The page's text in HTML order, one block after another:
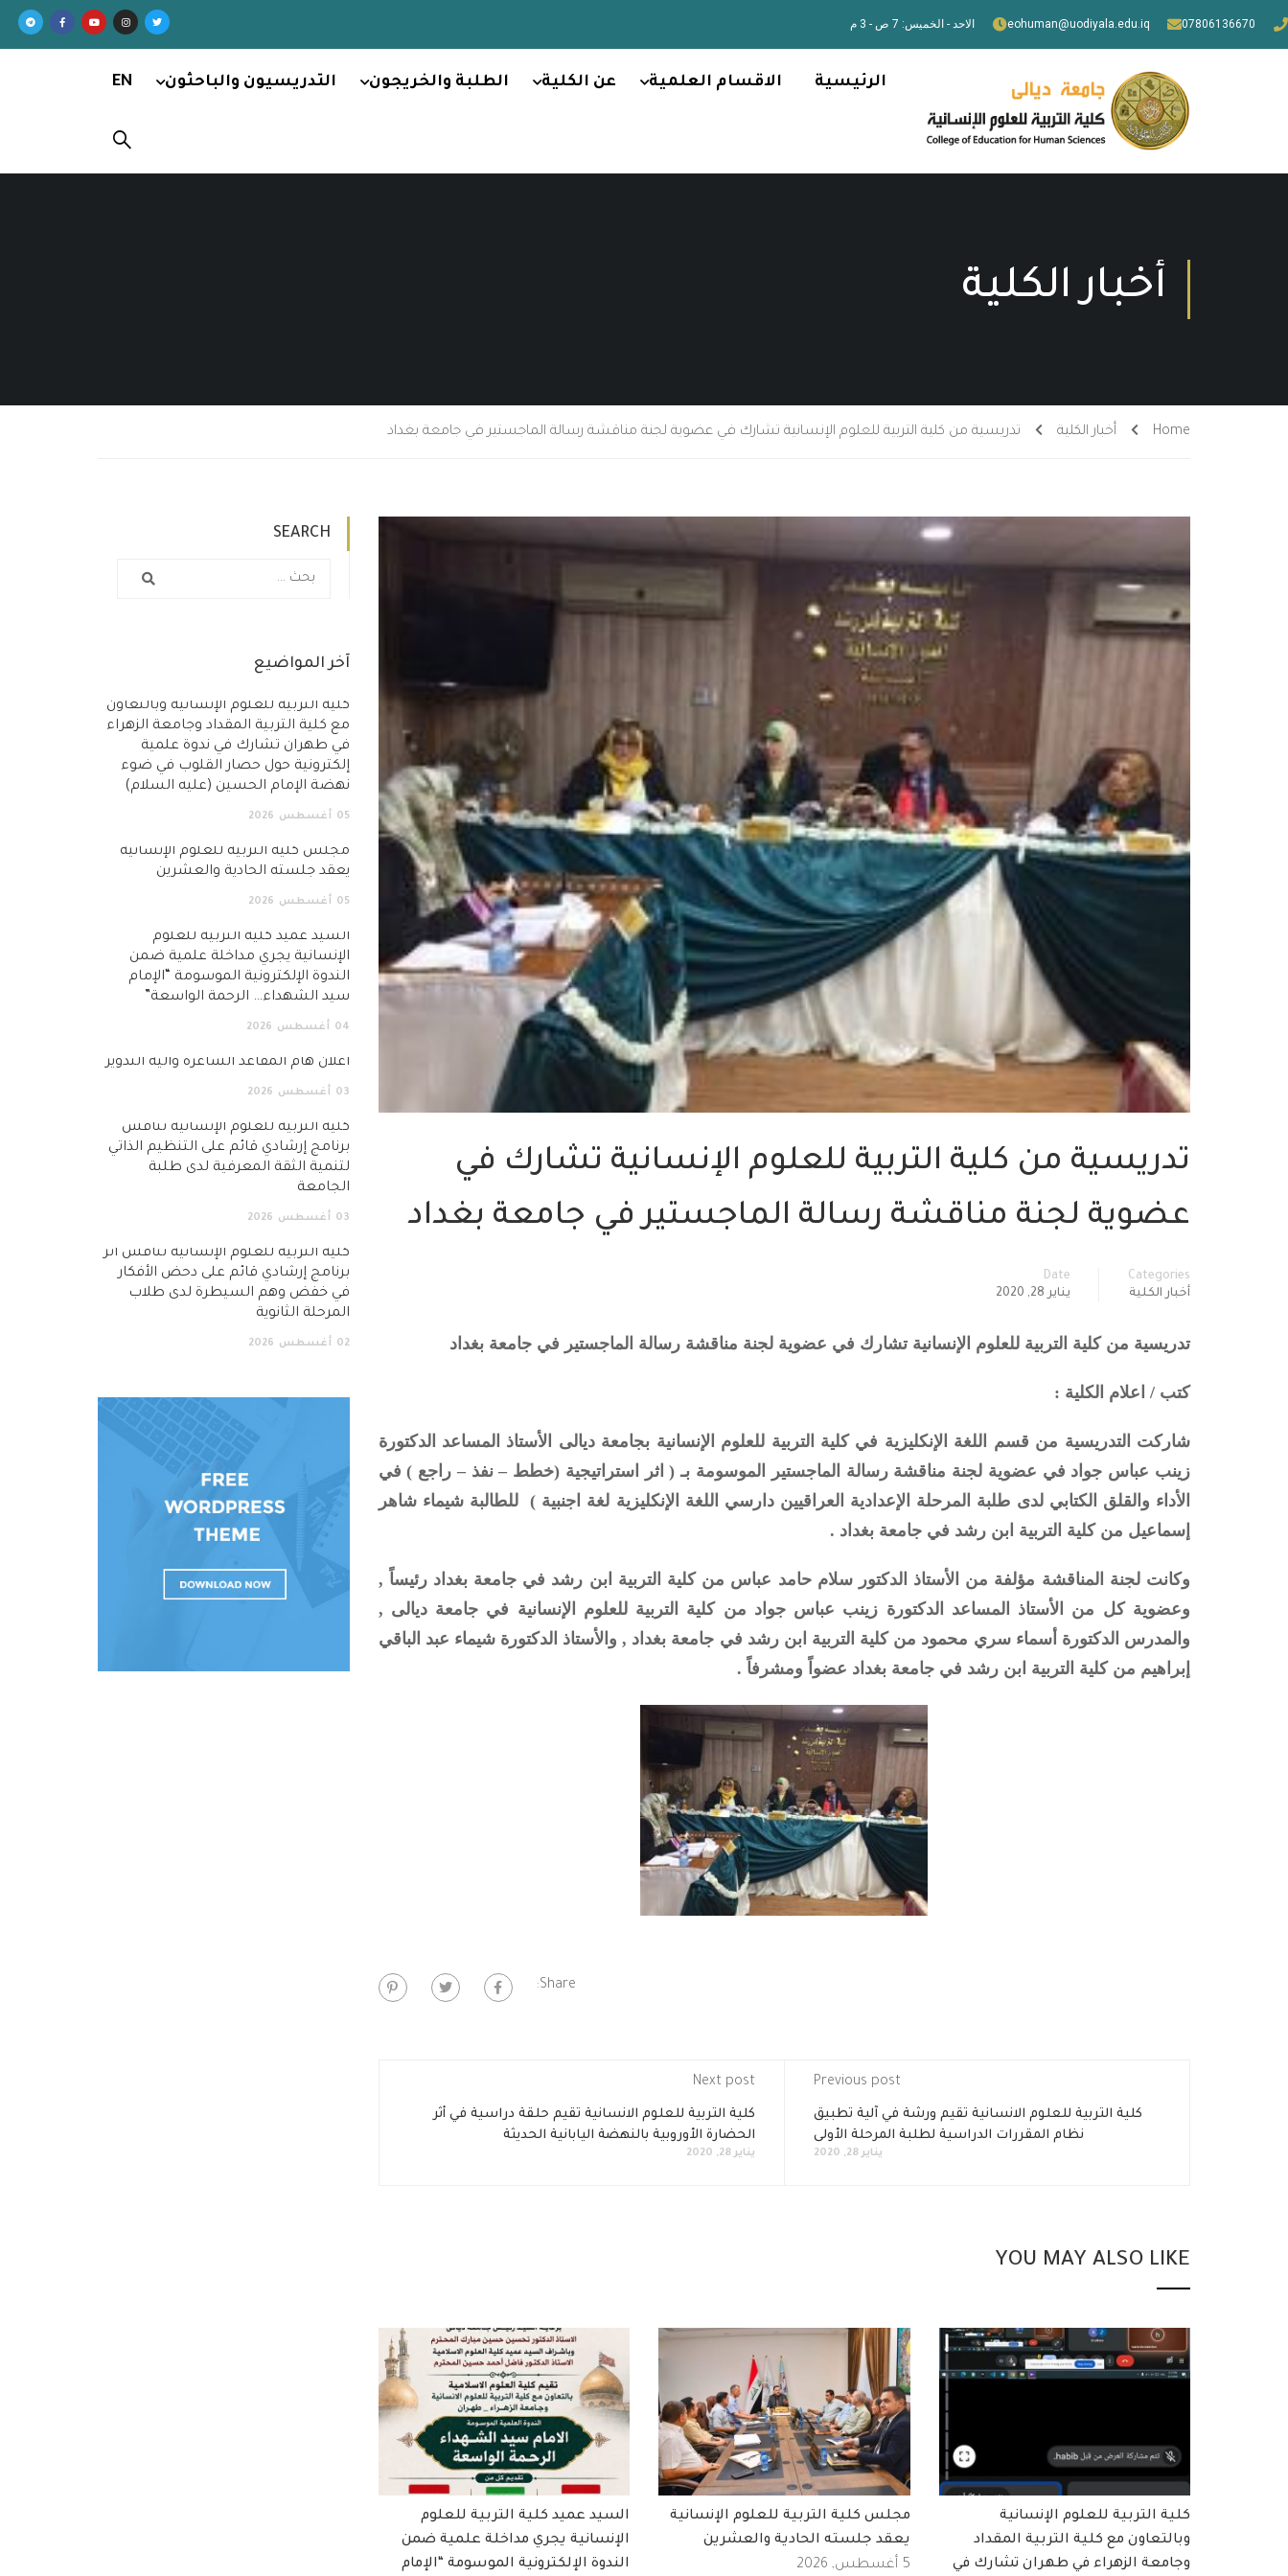
07806136670
eohuman@uodiyala.edu.iq الاحد - الخميس: 7 ص - 3 م
الرئيسية الاقسام العلمية عن الكلية الطلبة والخريجون التدريسيون والباحثون EN
أخبار الكلية
Home أخبار الكلية تدريسية من كلية التربية للعلوم الإنسانية تشارك في عضوية لجنة مناقشة رسالة الماجستير في جامعة بغداد
تدريسية من كلية التربية للعلوم الإنسانية تشارك في
عضوية لجنة مناقشة رسالة الماجستير في جامعة بغداد
Categories
أخبار الكلية
Date
يناير 28, 2020
تدريسية من كلية التربية للعلوم الإنسانية تشارك في عضوية لجنة مناقشة رسالة الماجستير في جامعة بغداد
كتب / اعلام الكلية :
شاركت التدريسية من قسم اللغة الإنكليزية في كلية التربية للعلوم الإنسانية بجامعة ديالى الأستاذ المساعد الدكتورة
زينب عباس جواد في عضوية لجنة مناقشة رسالة الماجستير الموسومة بـ ( اثر استراتيجية (خطط – نفذ – راجع ) في
الأداء والقلق الكتابي لدى طلبة المرحلة الإعدادية العراقيين دارسي اللغة الإنكليزية لغة اجنبية ) للطالبة شيماء شاهر
إسماعيل من كلية التربية ابن رشد في جامعة بغداد .
وكانت لجنة المناقشة مؤلفة من الأستاذ الدكتور سلام حامد عباس من كلية التربية ابن رشد في جامعة بغداد رئيساً ,
وعضوية كل من الأستاذ المساعد الدكتورة زينب عباس جواد من كلية التربية للعلوم الإنسانية في جامعة ديالى ,
والمدرس الدكتورة أسماء سري محمود من كلية التربية ابن رشد في جامعة بغداد , والأستاذ الدكتورة شيماء عبد الباقي
إبراهيم من كلية التربية ابن رشد في جامعة بغداد عضواً ومشرفاً .
Share:
Previous post
كلية التربية للعلوم الانسانية تقيم ورشة في آلية تطبيق
نظام المقررات الدراسية لطلبة المرحلة الأولى
يناير 28, 2020
Next post
كلية التربية للعلوم الانسانية تقيم حلقة دراسية في أثر
الحضارة الأوروبية بالنهضة اليابانية الحديثة
يناير 28, 2020
YOU MAY ALSO LIKE
كلية التربية للعلوم الإنسانية
وبالتعاون مع كلية التربية المقداد
وجامعة الزهراء في طهران تشارك في
مجلس كلية التربية للعلوم الإنسانية
يعقد جلسته الحادية والعشرين
5 أغسطس, 2026
السيد عميد كلية التربية للعلوم
الإنسانية يجري مداخلة علمية ضمن
الندوة الإلكترونية الموسومة “الإمام
SEARCH
آخر المواضيع
كلية التربية للعلوم الإنسانية وبالتعاون
مع كلية التربية المقداد وجامعة الزهراء
في طهران تشارك في ندوة علمية
إلكترونية حول حصار القلوب في ضوء
نهضة الإمام الحسين (عليه السلام)
05 أغسطس 2026
مجلس كلية التربية للعلوم الإنسانية
يعقد جلسته الحادية والعشرين
05 أغسطس 2026
السيد عميد كلية التربية للعلوم
الإنسانية يجري مداخلة علمية ضمن
الندوة الإلكترونية الموسومة “الإمام
سيد الشهداء… الرحمة الواسعة”
04 أغسطس 2026
اعلان هام المقاعد الشاغرة وآلية التدوير
03 أغسطس 2026
كلية التربية للعلوم الإنسانية تناقش
برنامج إرشادي قائم على التنظيم الذاتي
لتنمية الثقة المعرفية لدى طلبة
الجامعة
03 أغسطس 2026
كلية التربية للعلوم الإنسانية تناقش أثر
برنامج إرشادي قائم على دحض الأفكار
في خفض وهم السيطرة لدى طلاب
المرحلة الثانوية
02 أغسطس 2026